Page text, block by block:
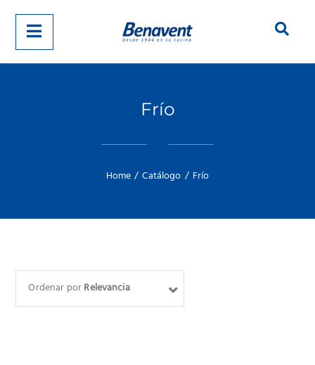
Frío
Home / Catálogo / Frío
Ordenar porRelevancia